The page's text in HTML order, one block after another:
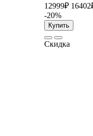
12999₽
-20%
Купить
Скидка